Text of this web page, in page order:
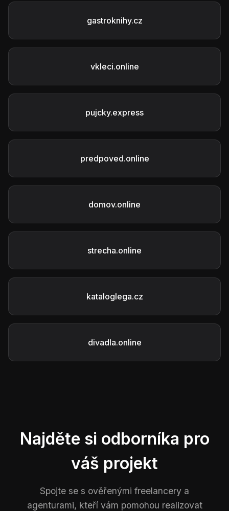
gastroknihy.cz
vkleci.online
pujcky.express
predpoved.online
domov.online
strecha.online
kataloglega.cz
divadla.online
Najděte si odborníka pro
váš projekt
Spojte se s ověřenými freelancery a
agenturami, kteří vám pomohou realizovat